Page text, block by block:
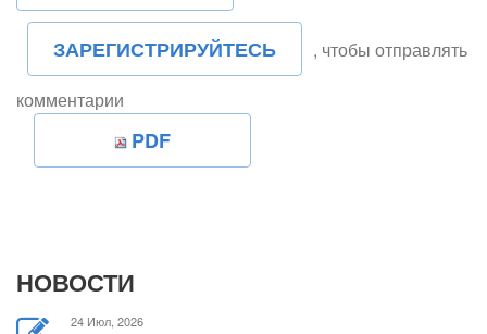
ЗАРЕГИСТРИРУЙТЕСЬ
, чтобы отправлять
комментарии
PDF
НОВОСТИ
24 Июл, 2026